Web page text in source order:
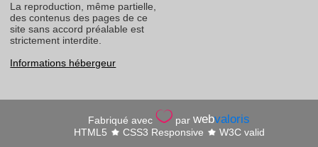
La reproduction, même partielle,
des contenus des pages de ce
site sans accord préalable est
strictement interdite.
Informations hébergeur
Fabriqué avec parwebvaloris
HTML5 CSS3 Responsive W3C valid